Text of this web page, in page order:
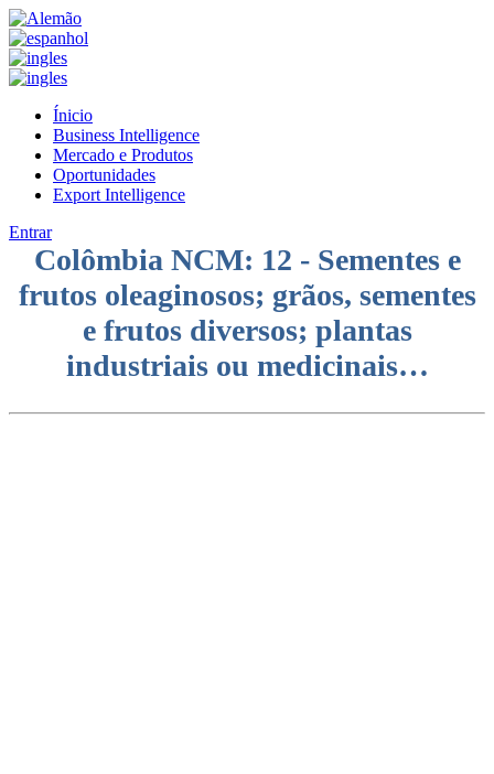
Ínicio
Business Intelligence
Mercado e Produtos
Oportunidades
Export Intelligence
Entrar
Colômbia NCM: 12 - Sementes e
frutos oleaginosos; grãos, sementes
e frutos diversos; plantas
industriais ou medicinais…